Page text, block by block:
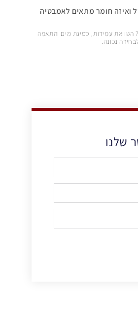
ואיזה חומר מתאים לאמבטיה
השוואת עמידות, ספיגת מים והתאמה
נכונה.
שלנו